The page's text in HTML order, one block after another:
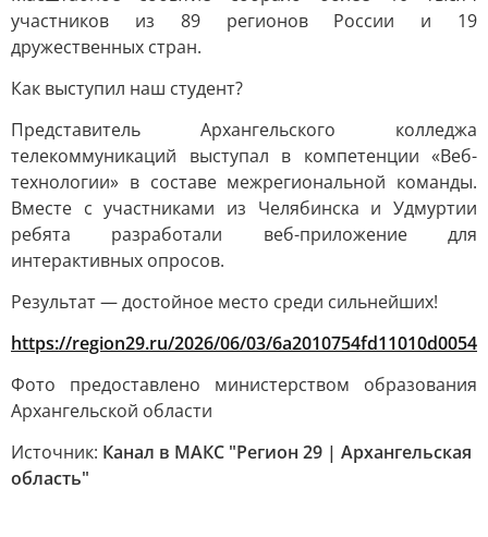
участников из 89 регионов России и 19
дружественных стран.
Как выступил наш студент?
Представитель Архангельского колледжа
телекоммуникаций выступал в компетенции «Веб-
технологии» в составе межрегиональной команды.
Вместе с участниками из Челябинска и Удмуртии
ребята разработали веб-приложение для
интерактивных опросов.
Результат — достойное место среди сильнейших!
https://region29.ru/2026/06/03/
Фото предоставлено министерством образования
Архангельской области
Источник: Канал в МАКС "Регион 29 | Архангельская
область"